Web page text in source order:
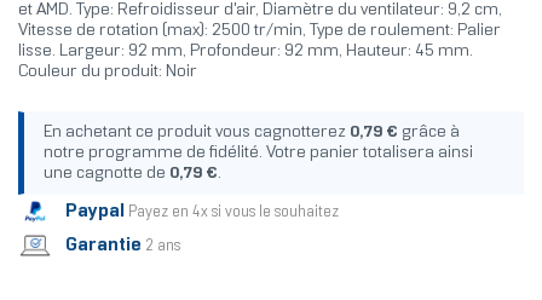
et AMD. Type: Refroidisseur d'air, Diamètre du ventilateur: 9,2 cm,
Vitesse de rotation (max): 2500 tr/min, Type de roulement: Palier
lisse. Largeur: 92 mm, Profondeur: 92 mm, Hauteur: 45 mm.
Couleur du produit: Noir
En achetant ce produit vous cagnotterez 0,79 € grâce à
notre programme de fidélité. Votre panier totalisera ainsi
une cagnotte de 0,79 €.
Paypal Payez en 4x si vous le souhaitez
Garantie 2 ans